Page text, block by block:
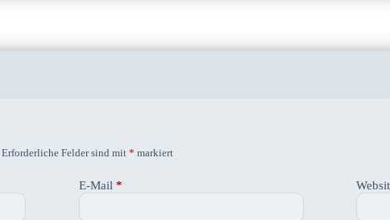
Erforderliche Felder sind mit * markiert
E-Mail*